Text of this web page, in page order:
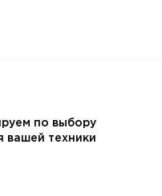
по выбору
вашей техники